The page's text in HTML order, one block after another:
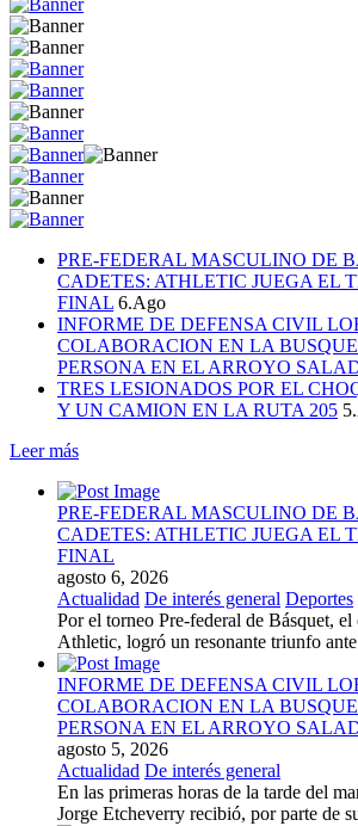
PRE-FEDERAL MASCULINO DE
CADETES: ATHLETIC JUEGA EL
FINAL 6.Ago
INFORME DE DEFENSA CIVIL
COLABORACION EN LA
PERSONA EN EL ARROYO
TRES LESIONADOS POR EL
Y UN CAMION EN LA RUTA 205
Leer más
PRE-FEDERAL MASCULINO DE
CADETES: ATHLETIC JUEGA EL
FINAL
agosto 6, 2026
Actualidad De interés general Deportes
Por el torneo Pre-federal de Básquet, el
Athletic, logró un resonante triunfo
INFORME DE DEFENSA CIVIL
COLABORACION EN LA
PERSONA EN EL ARROYO
agosto 5, 2026
Actualidad De interés general
En las primeras horas de la tarde del
Jorge Etcheverry recibió, por parte de